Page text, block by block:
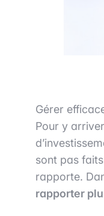
Gérer
Pour y
sont pas
rapporte.
rapporter